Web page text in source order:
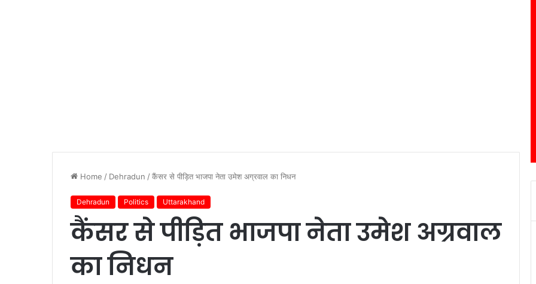
Home / Dehradun /कैंसर से पीड़ित भाजपा नेता उमेश अग्रवाल का निधन
Dehradun Politics Uttarakhand
कैंसर से पीड़ित भाजपा नेता उमेश अग्रवाल
का निधन